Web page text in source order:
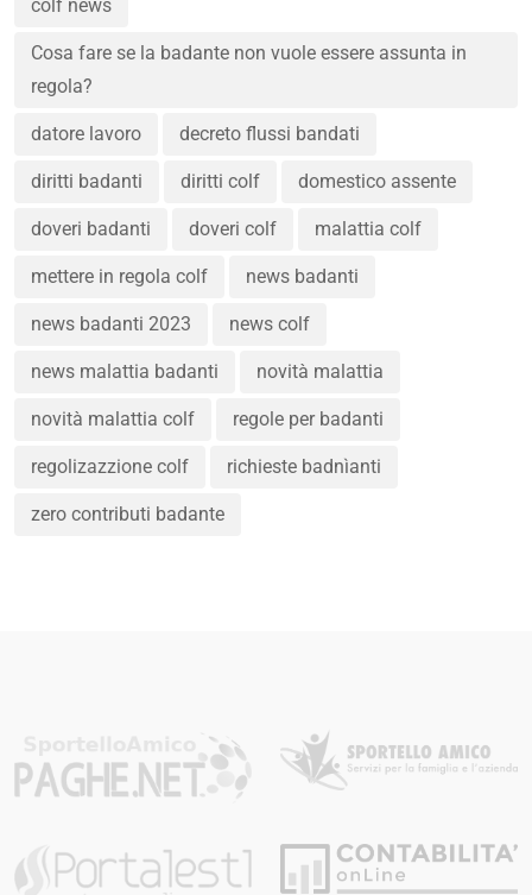
colf news
Cosa fare se la badante non vuole essere assunta in
regola?
datore lavoro decreto flussi bandati
diritti badanti diritti colf domestico assente
doveri badanti doveri colf malattia colf
mettere in regola colf news badanti
news badanti 2023 news colf
news malattia badanti novità malattia
novità malattia colf regole per badanti
regolizazzione colf richieste badnìanti
zero contributi badante